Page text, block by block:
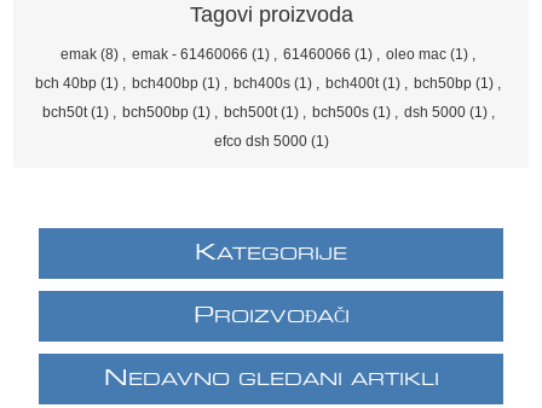
Tagovi proizvoda
emak (8) , emak - 61460066 (1) , 61460066 (1) , oleo mac (1) ,
bch 40bp (1) , bch400bp (1) , bch400s (1) , bch400t (1) , bch50bp (1) ,
bch50t (1) , bch500bp (1) , bch500t (1) , bch500s (1) , dsh 5000 (1) ,
efco dsh 5000 (1)
KATEGORIJE
PROIZVOĐAČI
N EDAVNO GLEDANI ARTIKLI